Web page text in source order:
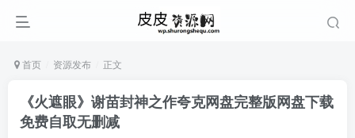
首页 资源发布 正文
《火遮眼》谢苗封神之作夸克网盘完整版网盘下载
免费自取无删减